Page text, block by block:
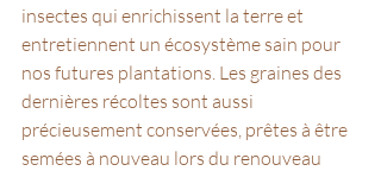
insectes qui enrichissent la terre et
entretiennent un écosystème sain pour
nos futures plantations. Les graines des
dernières récoltes sont aussi
précieusement conservées, prêtes à être
semées à nouveau lors du renouveau